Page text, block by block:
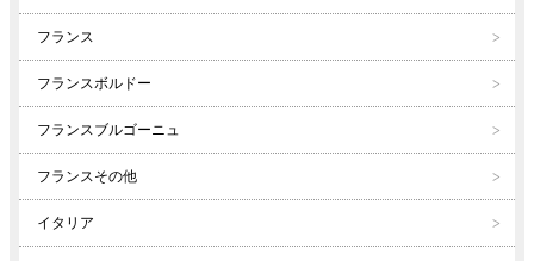
フランス
フランスボルドー
フランスブルゴーニュ
フランスその他
イタリア